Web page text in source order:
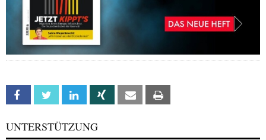
Facebook Twitter Linkedin Xing Email
UNTERSTÜTZUNG